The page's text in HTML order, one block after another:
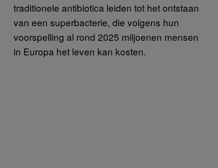
traditionele antibiotica leiden tot het ontstaan
van een superbacterie, die volgens hun
voorspelling al rond 2025 miljoenen mensen
in Europa het leven kan kosten.